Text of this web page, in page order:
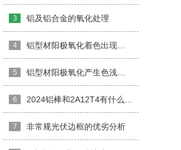
3 铝及铝合金的氧化处理
4
5
6
7 非常规光伏边框的优劣分析